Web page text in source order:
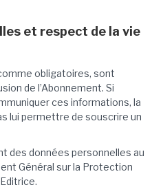
et respect de la vie
obligatoires, sont
de l’Abonnement. Si
ces informations, la
lui permettre de souscrire un
des données personnelles au
Général sur la Protection